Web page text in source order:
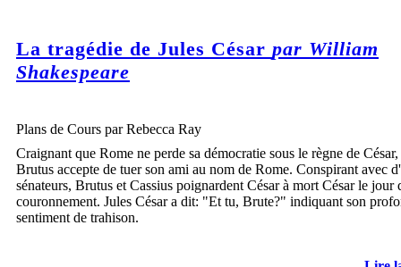
La tragédie de Jules César par William
Shakespeare
Plans de Cours par Rebecca Ray
Craignant que Rome ne perde sa démocratie sous le règne de César,
Brutus accepte de tuer son ami au nom de Rome. Conspirant avec
sénateurs, Brutus et Cassius poignardent César à mort César le jour
couronnement. Jules César a dit: "Et tu, Brute?" indiquant son
sentiment de trahison.